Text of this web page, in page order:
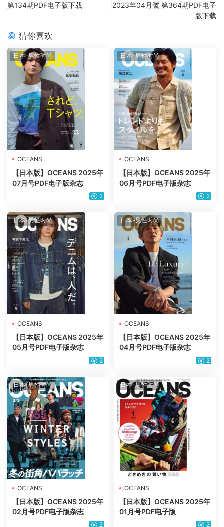
第134期PDF电子版下载
2023年04月號 第364期PDF电子
版下载
猜你喜欢
日本-男性时尚
OCEANS
【日本版】OCEANS 2025年
07月号PDF电子版杂志
2
日本-男性时尚
OCEANS
【日本版】OCEANS 2025年
06月号PDF电子版杂志
2
日本-男性时尚
OCEANS
【日本版】OCEANS 2025年
05月号PDF电子版杂志
2
日本-男性时尚
OCEANS
【日本版】OCEANS 2025年
04月号PDF电子版杂志
2
日本-男性时尚
OCEANS
【日本版】OCEANS 2025年
02月号PDF电子版杂志
2
日本-男性时尚
OCEANS
【日本版】OCEANS 2025年
01月号PDF电子版
2